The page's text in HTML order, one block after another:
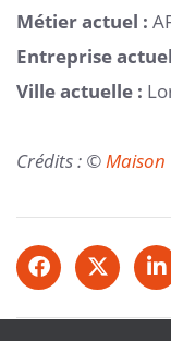
Métier actuel :
Entreprise
Ville actuelle :
Crédits : ©Maison